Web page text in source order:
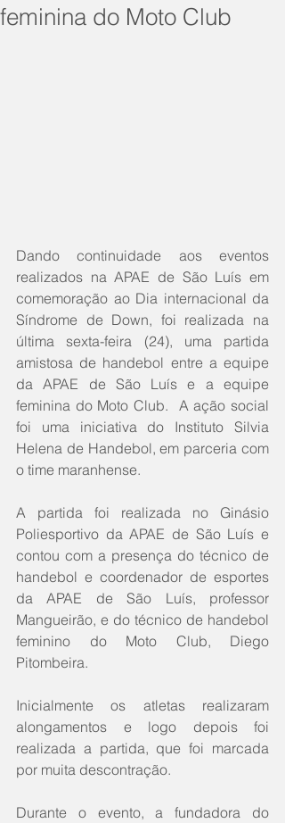
feminina do Moto Club
Dando continuidade aos eventos
realizados na APAE de São Luís em
comemoração ao Dia internacional da
Síndrome de Down, foi realizada na
última sexta-feira (24), uma partida
amistosa de handebol entre a equipe
da APAE de São Luís e a equipe
feminina do Moto Club.  A ação social
foi uma iniciativa do Instituto Silvia
Helena de Handebol, em parceria com
o time maranhense.
A partida foi realizada no Ginásio
Poliesportivo da APAE de São Luís e
contou com a presença do técnico de
handebol e coordenador de esportes
da APAE de São Luís, professor
Mangueirão, e do técnico de handebol
feminino do Moto Club, Diego
Pitombeira.
Inicialmente os atletas realizaram
alongamentos e logo depois foi
realizada a partida, que foi marcada
por muita descontração.
Durante o evento, a fundadora do